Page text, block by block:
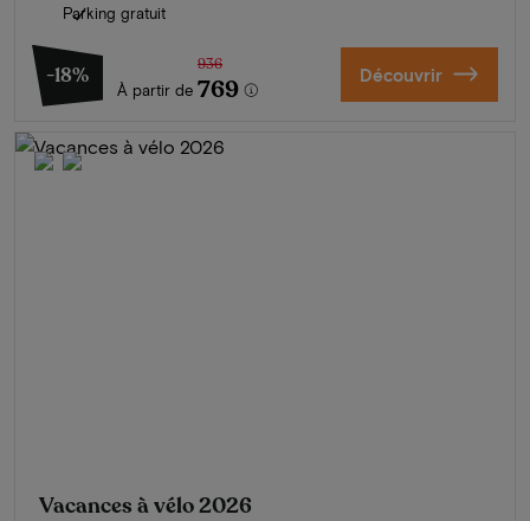
Parking gratuit
-18%
À partir de
936
769 Découvrir
Vacances à vélo 2026